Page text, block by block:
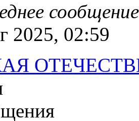
сообщение
2025, 02:59